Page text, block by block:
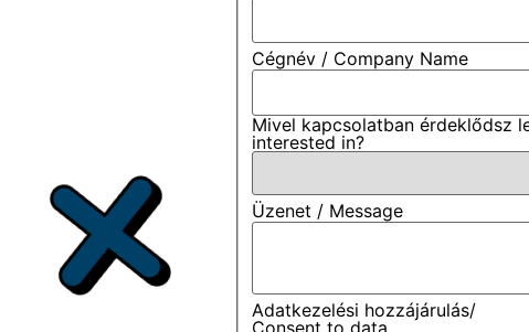
Cégnév / Company Name
Mivel kapcsolatban érdeklődsz
interested in?
Üzenet / Message
Adatkezelési hozzájárulás/